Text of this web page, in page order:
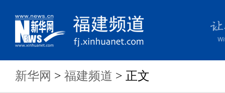
新华网 > 福建频道 > 正文